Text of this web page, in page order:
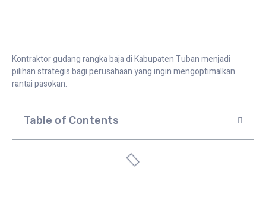
Kontraktor gudang rangka baja di Kabupaten Tuban menjadi
pilihan strategis bagi perusahaan yang ingin mengoptimalkan
rantai pasokan.
Table of Contents